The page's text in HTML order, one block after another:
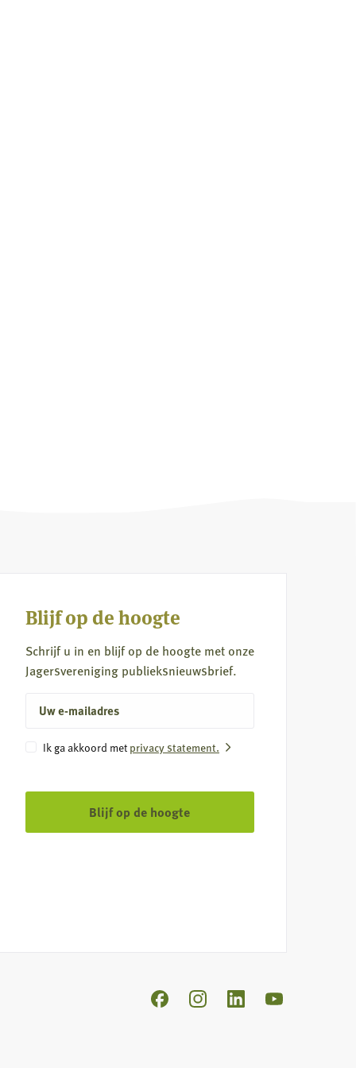
Blijf op de hoogte
Schrijf u in en blijf op de hoogte met onze
Jagersvereniging publieksnieuwsbrief.
mailadres
Instemming
Ik ga akkoord met privacy statement.